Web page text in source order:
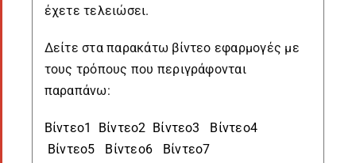
έχετε τελειώσει.
Δείτε στα παρακάτω βίντεο εφαρμογές με
τους τρόπους που περιγράφονται
παραπάνω:
Βίντεο1 Βίντεο2 Βίντεο3
Βίντεο4
Βίντεο5
Βίντεο6 Βίντεο7